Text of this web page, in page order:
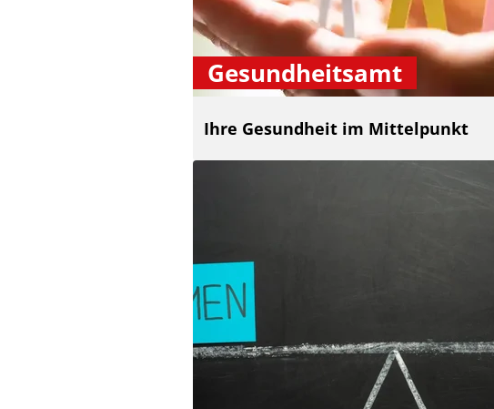
Gesundheitsamt
Ihre Gesundheit im Mittelpunkt